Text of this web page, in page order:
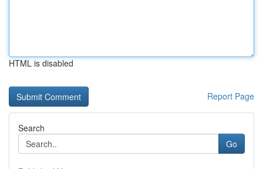
HTML is disabled
Report Page
Search
Go